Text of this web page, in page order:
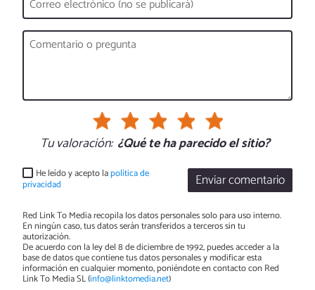
Tu valoración: ¿Qué te ha parecido el sitio?
Enviar comentario
He leído y acepto lapolítica de
privacidad
Red Link To Media recopila los datos personales solo para uso interno.
En ningún caso, tus datos serán transferidos a terceros sin tu
autorización.
De acuerdo con la ley del 8 de diciembre de 1992, puedes acceder a la
base de datos que contiene tus datos personales y modificar esta
información en cualquier momento, poniéndote en contacto con Red
Link To Media SL (info@linktomedia.net)